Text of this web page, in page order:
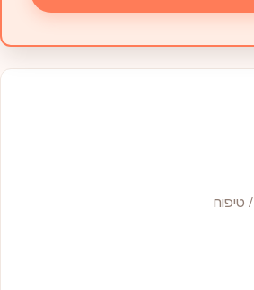
/ טיפוח